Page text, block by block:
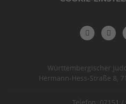
Württembergischer
Hermann-Hess-Straße 8,